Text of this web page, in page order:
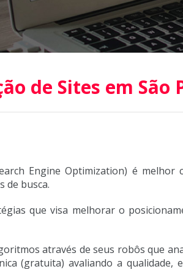
de Sites em São
Engine Optimization) é melhor
de busca.
que visa melhorar o
através de seus robôs que
(gratuita) avaliando a qualidade,